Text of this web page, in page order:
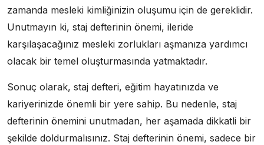
zamanda mesleki kimliğinizin oluşumu için de gereklidir.
Unutmayın ki, staj defterinin önemi, ileride
karşılaşacağınız mesleki zorlukları aşmanıza yardımcı
olacak bir temel oluşturmasında yatmaktadır.
Sonuç olarak, staj defteri, eğitim hayatınızda ve
kariyerinizde önemli bir yere sahip. Bu nedenle, staj
defterinin önemini unutmadan, her aşamada dikkatli bir
şekilde doldurmalısınız. Staj defterinin önemi, sadece bir